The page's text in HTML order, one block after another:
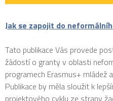
Jak se zapojit do
Tato publikace Vás provede
žádostí o granty v oblasti
programech Erasmus+ mládež
Publikace by měla sloužit k
projektového cyklu ze strany